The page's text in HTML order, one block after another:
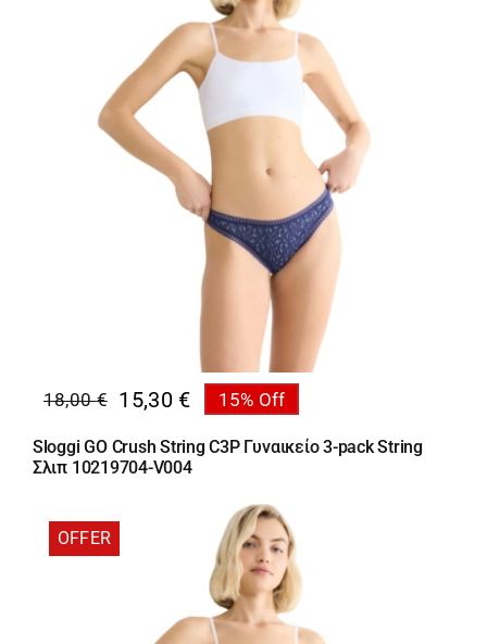
18,00€
Original
price
was:
15,30 €
Η
τρέχουσα
τιμή
15,30 €.
15% Off
Sloggi GO Crush String C3P Γυναικείο 3-pack String
Σλιπ 10219704-V004
OFFER